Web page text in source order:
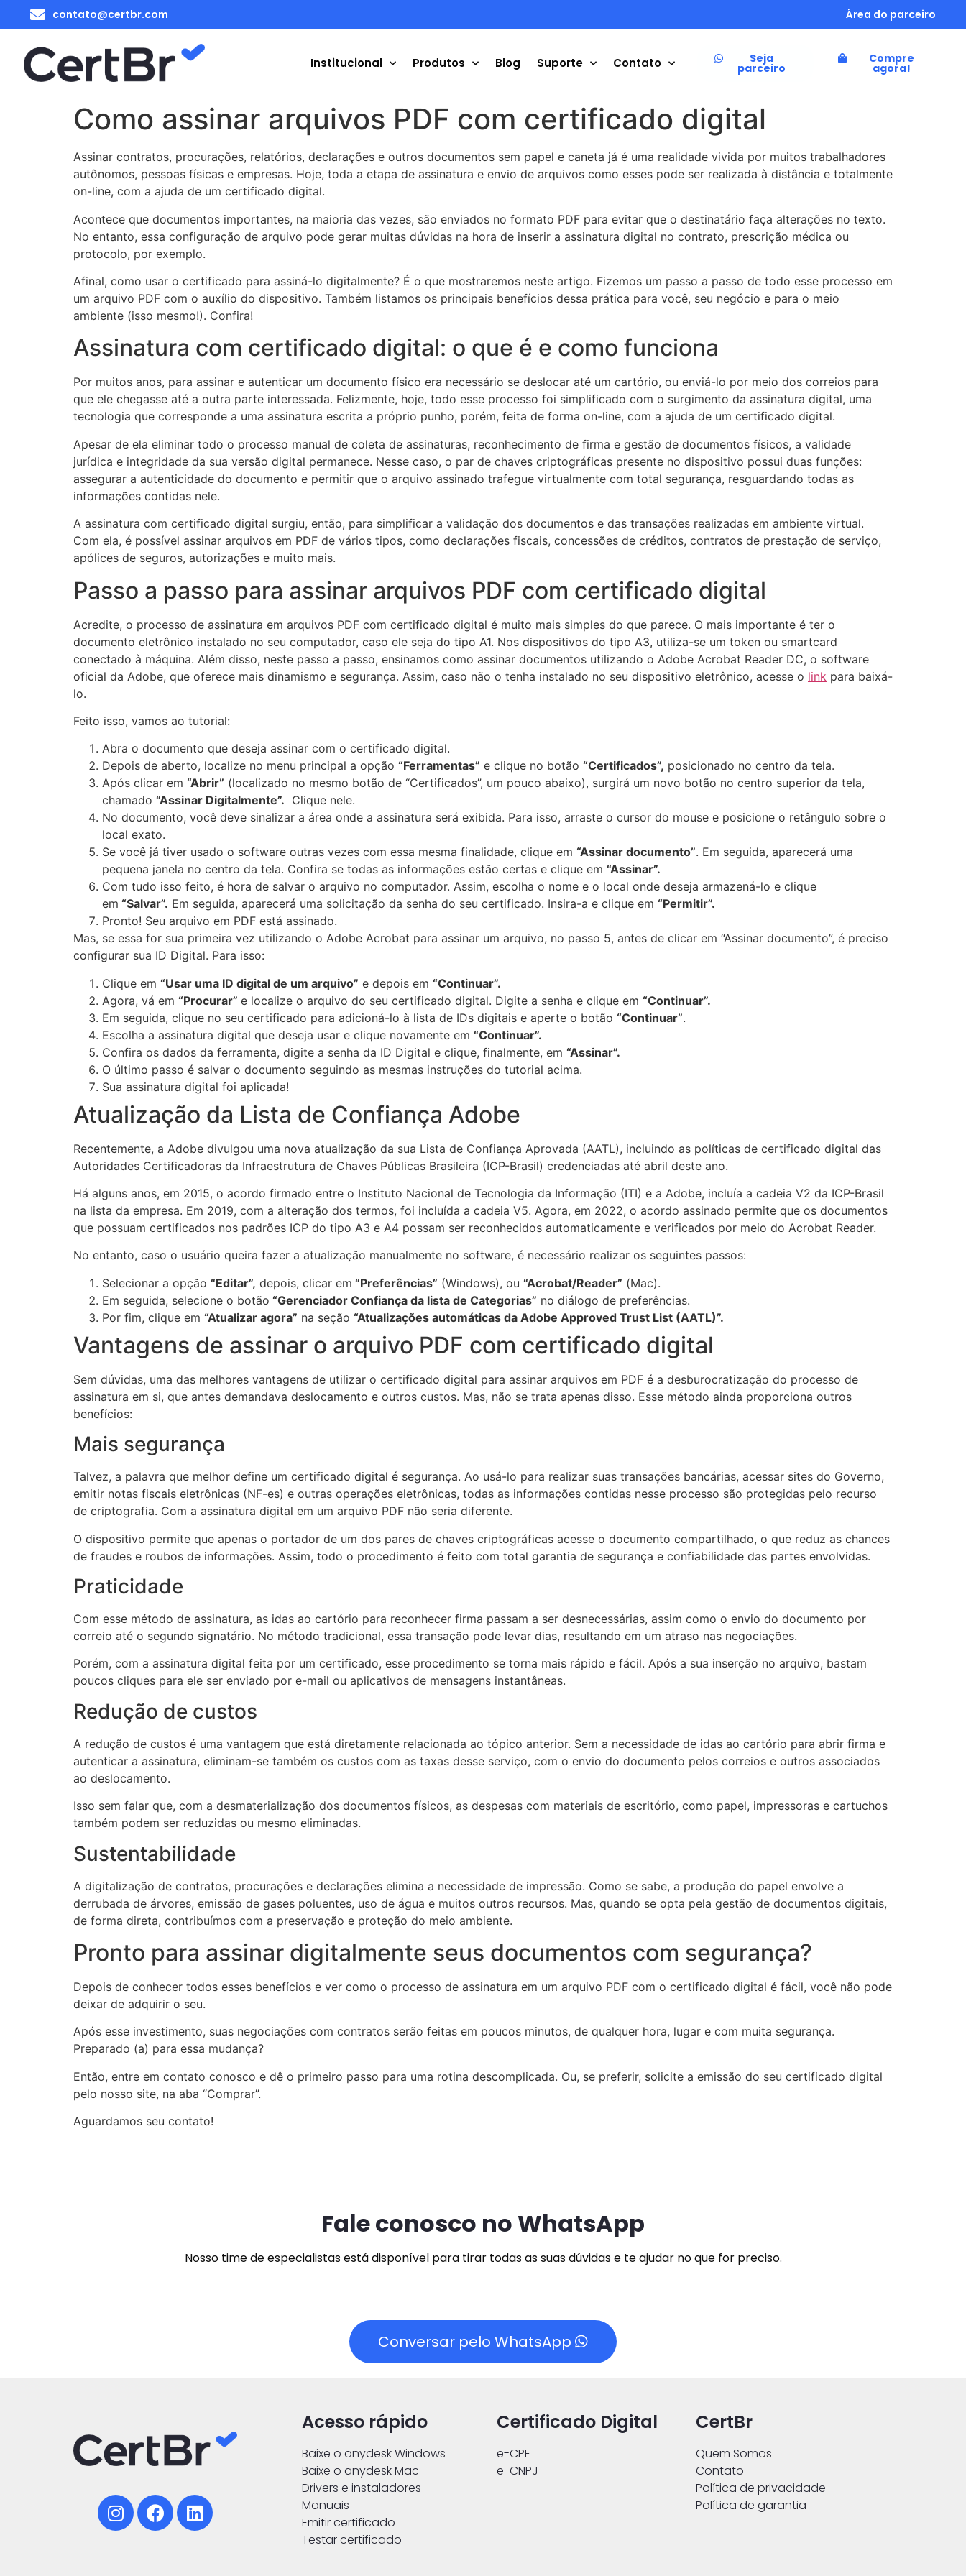
contato@certbr.com Área do parceiro
Institucional Produtos Blog Suporte Contato Seja
parceiro
Compre
agora!
Como assinar arquivos PDF com certificado digital
Assinar contratos, procurações, relatórios, declarações e outros documentos sem papel e caneta já é uma realidade vivida por muitos trabalhadores
autônomos, pessoas físicas e empresas. Hoje, toda a etapa de assinatura e envio de arquivos como esses pode ser realizada à distância e totalmente
on-line, com a ajuda de um certificado digital.
Acontece que documentos importantes, na maioria das vezes, são enviados no formato PDF para evitar que o destinatário faça alterações no texto.
No entanto, essa configuração de arquivo pode gerar muitas dúvidas na hora de inserir a assinatura digital no contrato, prescrição médica ou
protocolo, por exemplo.
Afinal, como usar o certificado para assiná-lo digitalmente? É o que mostraremos neste artigo. Fizemos um passo a passo de todo esse processo em
um arquivo PDF com o auxílio do dispositivo. Também listamos os principais benefícios dessa prática para você, seu negócio e para o meio
ambiente (isso mesmo!). Confira!
Assinatura com certificado digital: o que é e como funciona
Por muitos anos, para assinar e autenticar um documento físico era necessário se deslocar até um cartório, ou enviá-lo por meio dos correios para
que ele chegasse até a outra parte interessada. Felizmente, hoje, todo esse processo foi simplificado com o surgimento da assinatura digital, uma
tecnologia que corresponde a uma assinatura escrita a próprio punho, porém, feita de forma on-line, com a ajuda de um certificado digital.
Apesar de ela eliminar todo o processo manual de coleta de assinaturas, reconhecimento de firma e gestão de documentos físicos, a validade
jurídica e integridade da sua versão digital permanece. Nesse caso, o par de chaves criptográficas presente no dispositivo possui duas funções:
assegurar a autenticidade do documento e permitir que o arquivo assinado trafegue virtualmente com total segurança, resguardando todas as
informações contidas nele.
A assinatura com certificado digital surgiu, então, para simplificar a validação dos documentos e das transações realizadas em ambiente virtual.
Com ela, é possível assinar arquivos em PDF de vários tipos, como declarações fiscais, concessões de créditos, contratos de prestação de serviço,
apólices de seguros, autorizações e muito mais.
Passo a passo para assinar arquivos PDF com certificado digital
Acredite, o processo de assinatura em arquivos PDF com certificado digital é muito mais simples do que parece. O mais importante é ter o
documento eletrônico instalado no seu computador, caso ele seja do tipo A1. Nos dispositivos do tipo A3, utiliza-se um token ou smartcard
conectado à máquina. Além disso, neste passo a passo, ensinamos como assinar documentos utilizando o Adobe Acrobat Reader DC, o software
oficial da Adobe, que oferece mais dinamismo e segurança. Assim, caso não o tenha instalado no seu dispositivo eletrônico, acesse o link para baixá-
lo.
Feito isso, vamos ao tutorial:
Abra o documento que deseja assinar com o certificado digital.
Depois de aberto, localize no menu principal a opção “Ferramentas” e clique no botão “Certificados”, posicionado no centro da tela.
Após clicar em “Abrir” (localizado no mesmo botão de “Certificados”, um pouco abaixo), surgirá um novo botão no centro superior da tela,
chamado “Assinar Digitalmente”. Clique nele.
No documento, você deve sinalizar a área onde a assinatura será exibida. Para isso, arraste o cursor do mouse e posicione o retângulo sobre o
local exato.
Se você já tiver usado o software outras vezes com essa mesma finalidade, clique em “Assinar documento”. Em seguida, aparecerá uma
pequena janela no centro da tela. Confira se todas as informações estão certas e clique em “Assinar”.
Com tudo isso feito, é hora de salvar o arquivo no computador. Assim, escolha o nome e o local onde deseja armazená-lo e clique
em “Salvar”. Em seguida, aparecerá uma solicitação da senha do seu certificado. Insira-a e clique em “Permitir”.
Pronto! Seu arquivo em PDF está assinado.
Mas, se essa for sua primeira vez utilizando o Adobe Acrobat para assinar um arquivo, no passo 5, antes de clicar em “Assinar documento”, é preciso
configurar sua ID Digital. Para isso:
Clique em “Usar uma ID digital de um arquivo” e depois em “Continuar”.
Agora, vá em “Procurar” e localize o arquivo do seu certificado digital. Digite a senha e clique em “Continuar”.
Em seguida, clique no seu certificado para adicioná-lo à lista de IDs digitais e aperte o botão “Continuar”.
Escolha a assinatura digital que deseja usar e clique novamente em “Continuar”.
Confira os dados da ferramenta, digite a senha da ID Digital e clique, finalmente, em “Assinar”.
O último passo é salvar o documento seguindo as mesmas instruções do tutorial acima.
Sua assinatura digital foi aplicada!
Atualização da Lista de Confiança Adobe
Recentemente, a Adobe divulgou uma nova atualização da sua Lista de Confiança Aprovada (AATL), incluindo as políticas de certificado digital das
Autoridades Certificadoras da Infraestrutura de Chaves Públicas Brasileira (ICP-Brasil) credenciadas até abril deste ano.
Há alguns anos, em 2015, o acordo firmado entre o Instituto Nacional de Tecnologia da Informação (ITI) e a Adobe, incluía a cadeia V2 da ICP-Brasil
na lista da empresa. Em 2019, com a alteração dos termos, foi incluída a cadeia V5. Agora, em 2022, o acordo assinado permite que os documentos
que possuam certificados nos padrões ICP do tipo A3 e A4 possam ser reconhecidos automaticamente e verificados por meio do Acrobat Reader.
No entanto, caso o usuário queira fazer a atualização manualmente no software, é necessário realizar os seguintes passos:
Selecionar a opção “Editar”, depois, clicar em “Preferências” (Windows), ou “Acrobat/Reader” (Mac).
Em seguida, selecione o botão “Gerenciador Confiança da lista de Categorias” no diálogo de preferências.
Por fim, clique em “Atualizar agora” na seção “Atualizações automáticas da Adobe Approved Trust List (AATL)”.
Vantagens de assinar o arquivo PDF com certificado digital
Sem dúvidas, uma das melhores vantagens de utilizar o certificado digital para assinar arquivos em PDF é a desburocratização do processo de
assinatura em si, que antes demandava deslocamento e outros custos. Mas, não se trata apenas disso. Esse método ainda proporciona outros
benefícios:
Mais segurança
Talvez, a palavra que melhor define um certificado digital é segurança. Ao usá-lo para realizar suas transações bancárias, acessar sites do Governo,
emitir notas fiscais eletrônicas (NF-es) e outras operações eletrônicas, todas as informações contidas nesse processo são protegidas pelo recurso
de criptografia. Com a assinatura digital em um arquivo PDF não seria diferente.
O dispositivo permite que apenas o portador de um dos pares de chaves criptográficas acesse o documento compartilhado, o que reduz as chances
de fraudes e roubos de informações. Assim, todo o procedimento é feito com total garantia de segurança e confiabilidade das partes envolvidas.
Praticidade
Com esse método de assinatura, as idas ao cartório para reconhecer firma passam a ser desnecessárias, assim como o envio do documento por
correio até o segundo signatário. No método tradicional, essa transação pode levar dias, resultando em um atraso nas negociações.
Porém, com a assinatura digital feita por um certificado, esse procedimento se torna mais rápido e fácil. Após a sua inserção no arquivo, bastam
poucos cliques para ele ser enviado por e-mail ou aplicativos de mensagens instantâneas.
Redução de custos
A redução de custos é uma vantagem que está diretamente relacionada ao tópico anterior. Sem a necessidade de idas ao cartório para abrir firma e
autenticar a assinatura, eliminam-se também os custos com as taxas desse serviço, com o envio do documento pelos correios e outros associados
ao deslocamento.
Isso sem falar que, com a desmaterialização dos documentos físicos, as despesas com materiais de escritório, como papel, impressoras e cartuchos
também podem ser reduzidas ou mesmo eliminadas.
Sustentabilidade
A digitalização de contratos, procurações e declarações elimina a necessidade de impressão. Como se sabe, a produção do papel envolve a
derrubada de árvores, emissão de gases poluentes, uso de água e muitos outros recursos. Mas, quando se opta pela gestão de documentos digitais,
de forma direta, contribuímos com a preservação e proteção do meio ambiente.
Pronto para assinar digitalmente seus documentos com segurança?
Depois de conhecer todos esses benefícios e ver como o processo de assinatura em um arquivo PDF com o certificado digital é fácil, você não pode
deixar de adquirir o seu.
Após esse investimento, suas negociações com contratos serão feitas em poucos minutos, de qualquer hora, lugar e com muita segurança.
Preparado (a) para essa mudança?
Então, entre em contato conosco e dê o primeiro passo para uma rotina descomplicada. Ou, se preferir, solicite a emissão do seu certificado digital
pelo nosso site, na aba “Comprar”.
Aguardamos seu contato!
Fale conosco no WhatsApp
Nosso time de especialistas está disponível para tirar todas as suas dúvidas e te ajudar no que for preciso.
Conversar pelo WhatsApp
Acesso rápido
Baixe o anydesk Windows
Baixe o anydesk Mac
Drivers e instaladores
Manuais
Emitir certificado
Testar certificado
Certificado Digital
e-CPF
e-CNPJ
CertBr
Quem Somos
Contato
Política de privacidade
Política de garantia